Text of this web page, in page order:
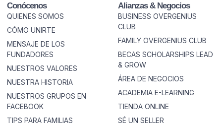
Conócenos
QUIENES SOMOS
CÓMO UNIRTE
MENSAJE DE LOS
FUNDADORES
NUESTROS VALORES
NUESTRA HISTORIA
NUESTROS GRUPOS EN
FACEBOOK
TIPS PARA FAMILIAS
Alianzas & Negocios
BUSINESS OVERGENIUS
CLUB
FAMILY OVERGENIUS CLUB
BECAS SCHOLARSHIPS LEAD
& GROW
ÁREA DE NEGOCIOS
ACADEMIA E-LEARNING
TIENDA ONLINE
SÉ UN SELLER